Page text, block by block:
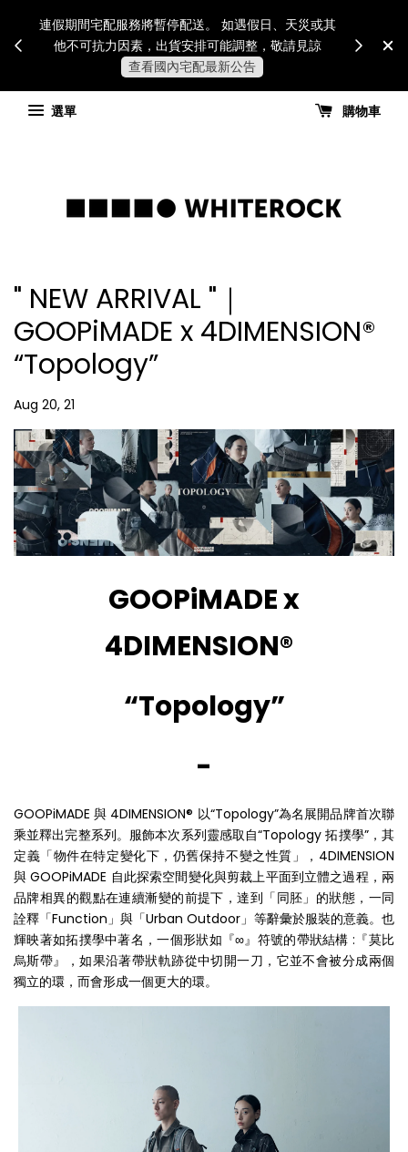
連假期間宅配服務將暫停配送。 如遇假日、天災或其
他不可抗力因素，出貨安排可能調整，敬請見諒
查看國內宅配最新公告
for all
國
選單
購物車
" NEW ARRIVAL "｜
GOOPiMADE x 4DIMENSION®
“Topology”
Aug 20, 21
GOOPiMADE x
4DIMENSION®
“Topology”
-
GOOPiMADE 與 4DIMENSION® 以“Topology”為名展開品牌首次聯
乘並釋出完整系列。服飾本次系列靈感取自“Topology 拓撲學”，其
定義「物件在特定變化下，仍舊保持不變之性質」，4DIMENSION
與 GOOPiMADE 自此探索空間變化與剪裁上平面到立體之過程，兩
品牌相異的觀點在連續漸變的前提下，達到「同胚」的狀態，一同
詮釋「Function」與「Urban Outdoor」等辭彙於服裝的意義。也
輝映著如拓撲學中著名，一個形狀如『∞』符號的帶狀結構 :『莫比
烏斯帶』，如果沿著帶狀軌跡從中切開一刀，它並不會被分成兩個
獨立的環，而會形成一個更大的環。